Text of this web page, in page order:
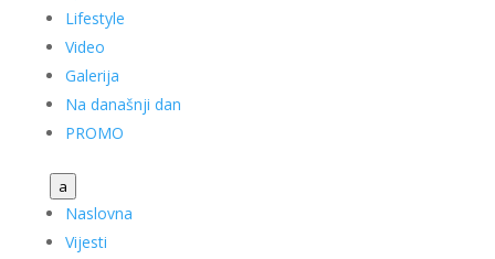
Lifestyle
Video
Galerija
Na današnji dan
PROMO
a
Naslovna
Vijesti